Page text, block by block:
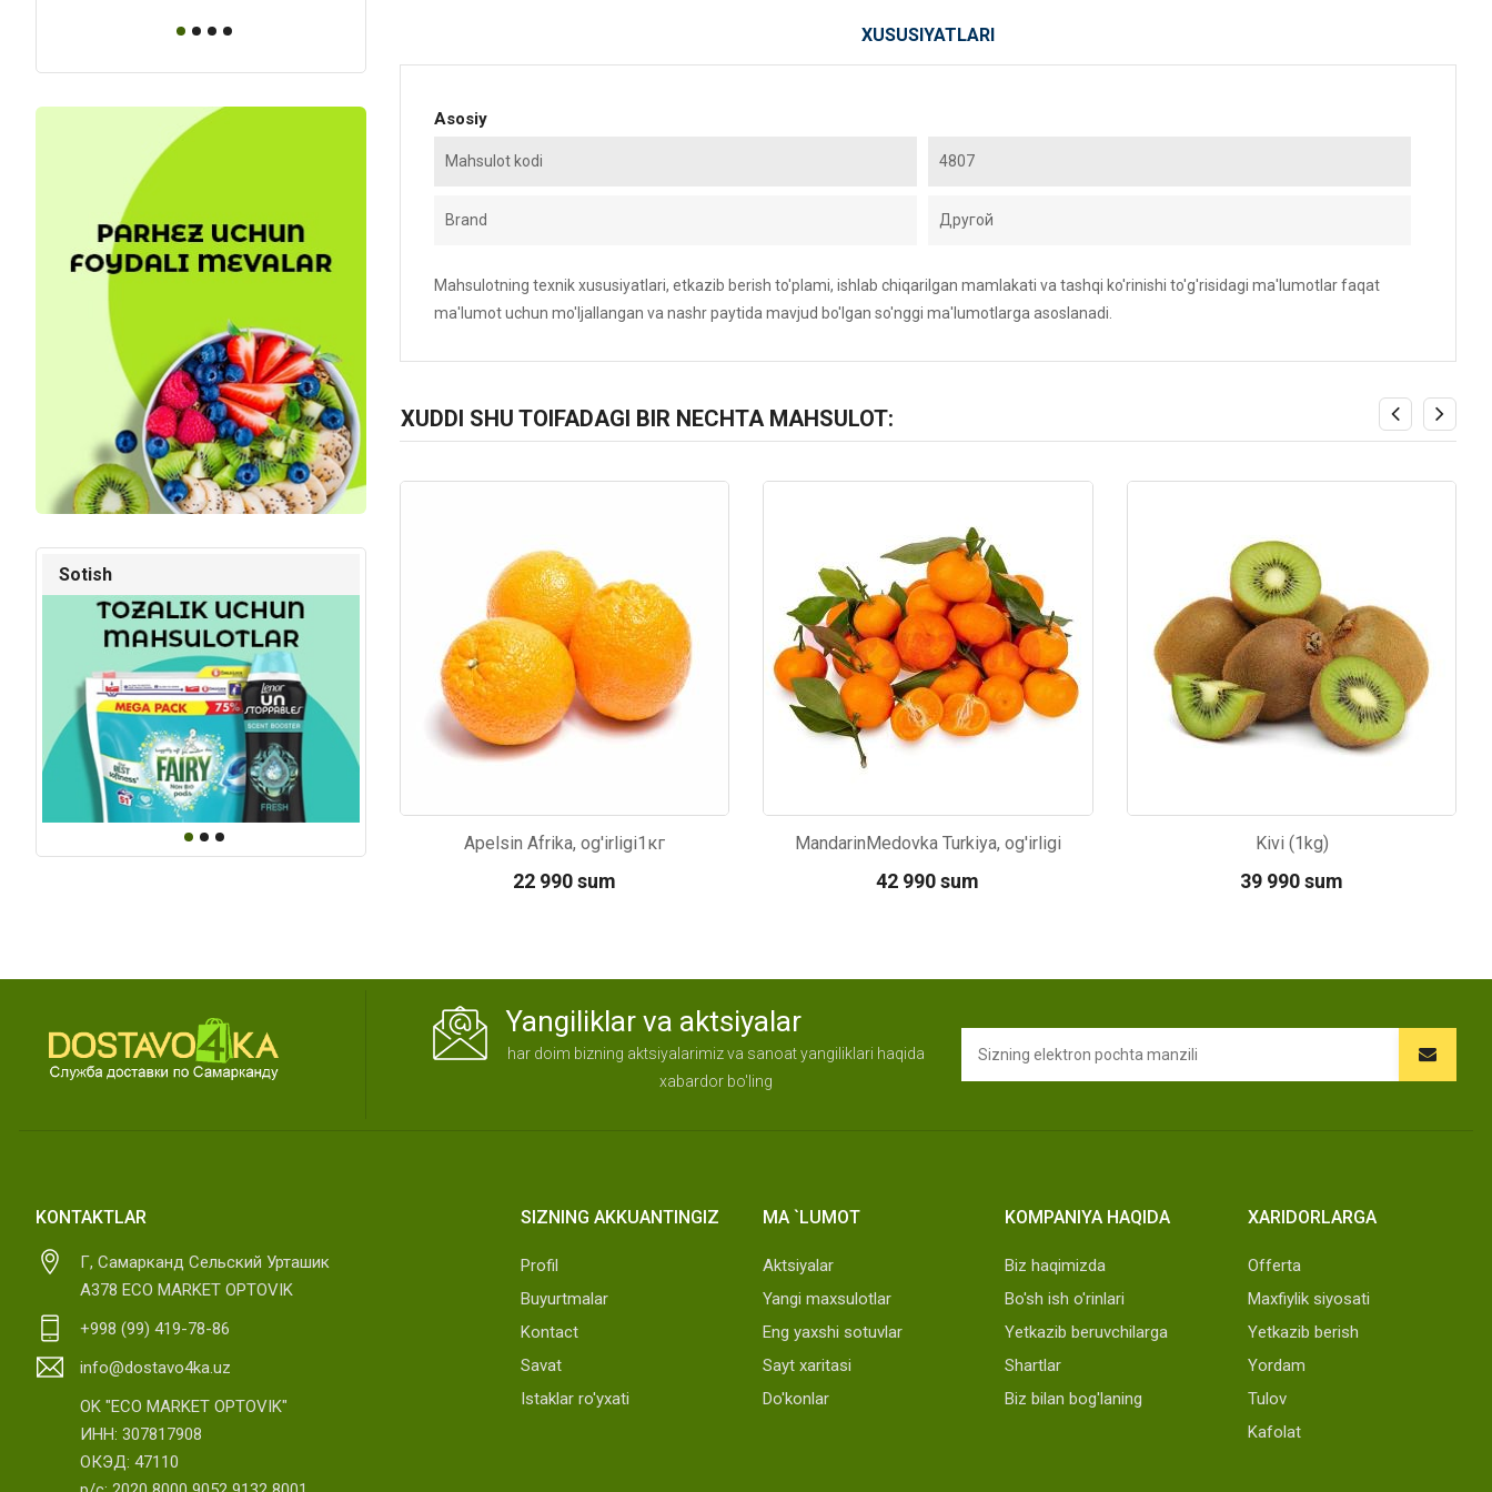
Sotish
XUSUSIYATLARI
Asosiy
Mahsulot kodi 4807
Brand Другой
Mahsulotning texnik xususiyatlari, etkazib berish to'plami, ishlab chiqarilgan mamlakati va tashqi ko'rinishi to'g'risidagi ma'lumotlar faqat
ma'lumot uchun mo'ljallangan va nashr paytida mavjud bo'lgan so'nggi ma'lumotlarga asoslanadi.
XUDDI SHU TOIFADAGI BIR NECHTA MAHSULOT:
Kod: 3212
Apelsin Afrika, og'irligi1кг
22 990 sum
MandarinMedovka Turkiya, og'irligi
42 990 sum
Kivi (1kg)
39 990 sum
Yangiliklar va aktsiyalar
har doim bizning aktsiyalarimiz va sanoat yangiliklari haqida
xabardor bo'ling
KONTAKTLAR
Г, Самарканд Сельский Урташик
А378 ECO MARKET OPTOVIK
+998 (99) 419-78-86
info@dostavo4ka.uz
OK "ECO MARKET OPTOVIK"
ИНН: 307817908
ОКЭД: 47110
SIZNING AKKUANTINGIZ
Profil
Buyurtmalar
Kontact
Savat
Istaklar ro'yxati
MA `LUMOT
Aktsiyalar
Yangi maxsulotlar
Eng yaxshi sotuvlar
Sayt xaritasi
Do'konlar
KOMPANIYA HAQIDA
Biz haqimizda
Bo'sh ish o'rinlari
Yetkazib beruvchilarga
Shartlar
Biz bilan bog'laning
XARIDORLARGA
Offerta
Maxfiylik siyosati
Yetkazib berish
Yordam
Tulov
Kafolat